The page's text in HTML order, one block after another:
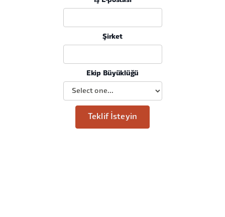
Şirket
Ekip Büyüklüğü